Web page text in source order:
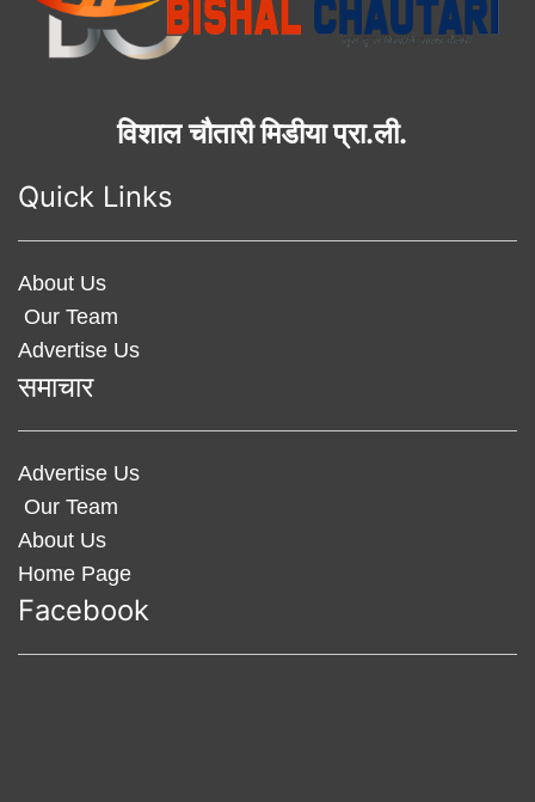
विशाल चौतारी मिडीया प्रा.ली.
Quick Links
About Us
Our Team
Advertise Us
समाचार
Advertise Us
Our Team
About Us
Home Page
Facebook